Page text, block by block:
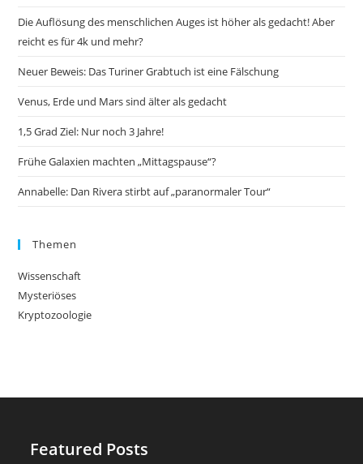
Die Auflösung des menschlichen Auges ist höher als gedacht! Aber
reicht es für 4k und mehr?
Neuer Beweis: Das Turiner Grabtuch ist eine Fälschung
Venus, Erde und Mars sind älter als gedacht
1,5 Grad Ziel: Nur noch 3 Jahre!
Frühe Galaxien machten „Mittagspause“?
Annabelle: Dan Rivera stirbt auf „paranormaler Tour“
Themen
Wissenschaft
Mysteriöses
Kryptozoologie
Featured Posts